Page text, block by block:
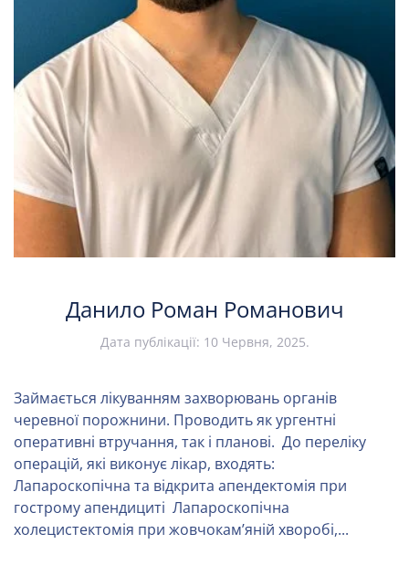
Данило Роман Романович
Дата публікації: 10 Червня, 2025.
Займається лікуванням захворювань органів
черевної порожнини. Проводить як ургентні
оперативні втручання, так і планові. До переліку
операцій, які виконує лікар, входять:
Лапароскопічна та відкрита апендектомія при
гострому апендициті Лапароскопічна
холецистектомія при жовчокамʼяній хворобі,...